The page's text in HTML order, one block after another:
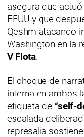
asegura que actuó
EEUU y que
Qeshm atacando
Washington en la
V Flota.
El choque de
interna en ambos
etiqueta de “self-
escalada
represalia